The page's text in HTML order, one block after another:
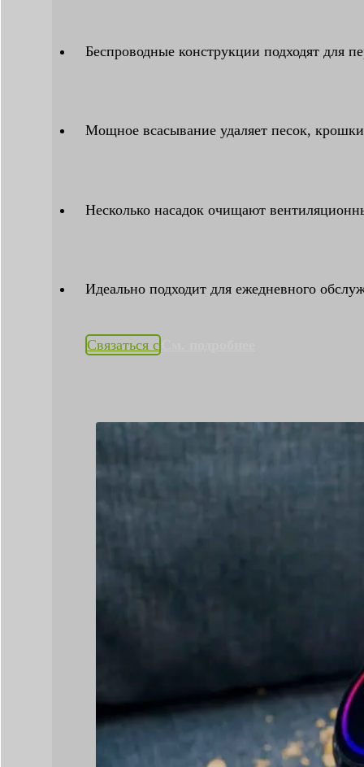
Беспроводные конструкции подходят для
Мощное всасывание удаляет песок,
Несколько насадок очищают
Идеально подходит для ежедневного
Связаться с